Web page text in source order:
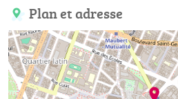
Plan et adresse